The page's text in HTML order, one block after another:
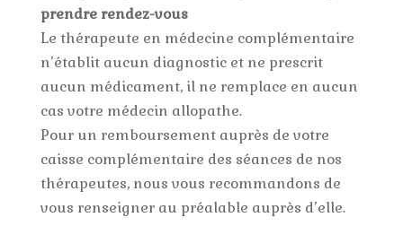
prendre rendez-vous
Le thérapeute en médecine complémentaire
n’établit aucun diagnostic et ne prescrit
aucun médicament, il ne remplace en aucun
cas votre médecin allopathe.
Pour un remboursement auprès de votre
caisse complémentaire des séances de nos
thérapeutes, nous vous recommandons de
vous renseigner au préalable auprès d’elle.